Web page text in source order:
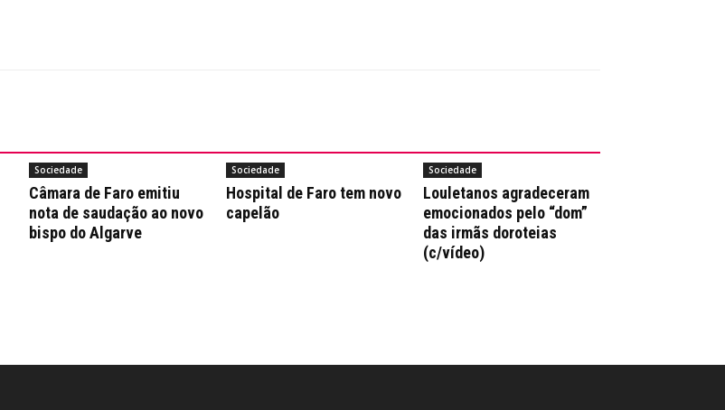
Sociedade
Câmara de Faro emitiu
nota de saudação ao novo
bispo do Algarve
Sociedade
Hospital de Faro tem novo
capelão
Sociedade
Louletanos agradeceram
emocionados pelo “dom”
das irmãs doroteias
(c/vídeo)